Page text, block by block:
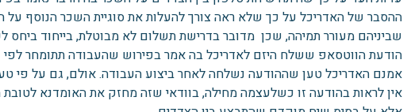
ההסבר של האדריכל על כך שלא ראה צורך להעלות את סוגיית השכר הנוסף על
שביניהם מעורר תמיהה, שכן מדובר בדרישת תשלום לא מבוטלת, בייחוד ביחס
הודעת הווטסאפ ששלח היזם לאדריכל בה אמר בפירוש שהעבודה תתומחר
אמנם האדריכל טען שההודעה נשלחה לאחר ביצוע העבודה. אולם, גם על פי
אין לראות בהודעה זו כשלעצמה מחילה, בוודאי שזה מחזק את האומדנא